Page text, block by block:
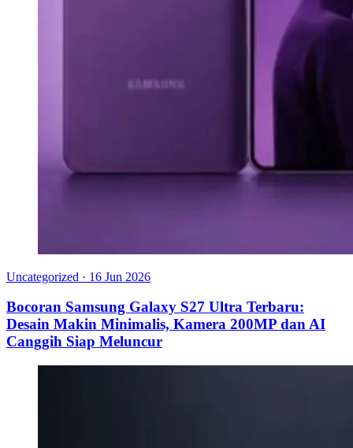
Uncategorized · 16 Jun 2026
Bocoran Samsung Galaxy S27 Ultra Terbaru:
Desain Makin Minimalis, Kamera 200MP dan AI
Canggih Siap Meluncur